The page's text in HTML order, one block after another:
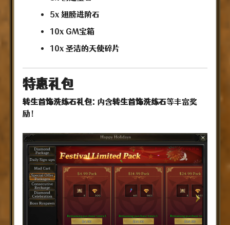
5x 翅膀进阶石
10x GM宝箱
10x 圣洁的天使碎片
特惠礼包
转生首饰洗练石礼包: 内含转生首饰洗练石等丰富奖
励！